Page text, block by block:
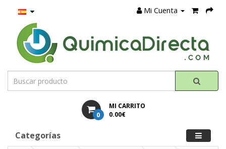
Mi Cuenta
MI CARRITO
0 0.00€
Categorías